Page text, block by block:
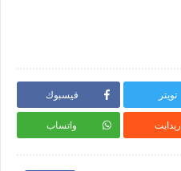
فيسبوك تويتر
واتساب ريدايت